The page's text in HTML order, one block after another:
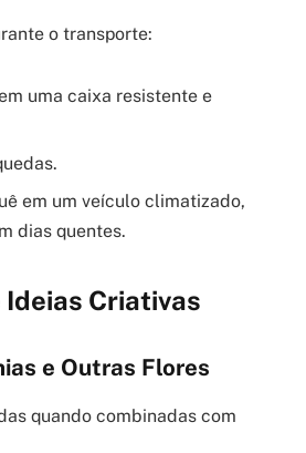
o transporte:
uma caixa resistente e
em um veículo climatizado,
dias quentes.
Criativas
e Outras Flores
quando combinadas com